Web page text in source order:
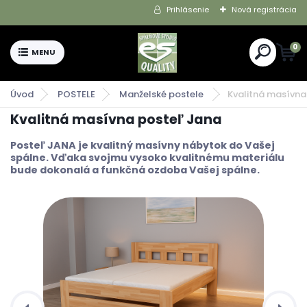
Prihlásenie Nová registrácia
0
Úvod POSTELE Manželské postele Kvalitná
Kvalitná masívna posteľ Jana
Posteľ JANA je kvalitný masívny nábytok do Vašej
spálne. Vďaka svojmu vysoko kvalitnému materiálu
bude dokonalá a funkčná ozdoba Vašej spálne.